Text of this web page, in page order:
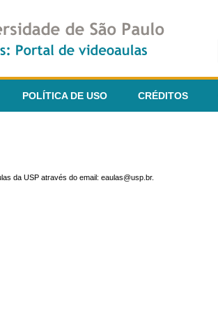
POLÍTICA DE USO CRÉDITOS
da USP através do email: eaulas@usp.br.